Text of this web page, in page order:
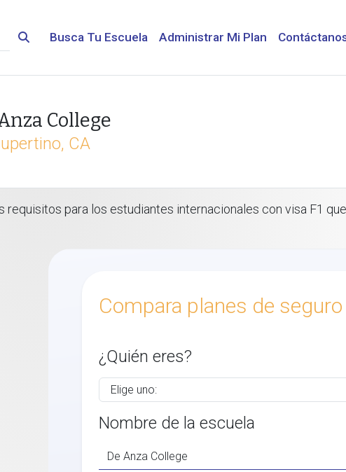
Busca Tu Escuela Administrar Mi Plan
College
CA
para los estudiantes internacionales con visa F1
Compara planes de seguro
¿Quién eres?
Nombre de la escuela